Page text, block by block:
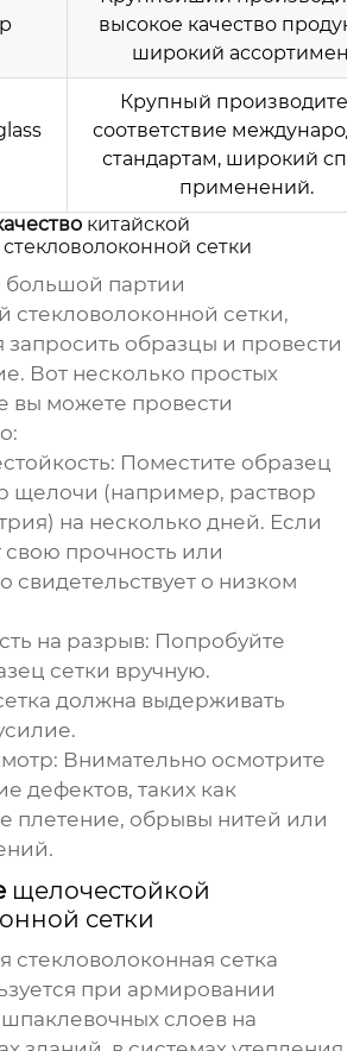
высокое качество
широкий
Крупный
соответствие
стандартам, широкий
применений.
китайской
сетки
большой партии
стекловолоконной сетки,
запросить образцы и провести
Вот несколько простых
вы можете провести
Поместите образец
щелочи (например, раствор
на несколько дней. Если
свою прочность или
свидетельствует о низком
на разрыв: Попробуйте
сетки вручную.
должна выдерживать
Внимательно осмотрите
дефектов, таких как
плетение, обрывы нитей или
щелочестойкой
сетки
стекловолоконная сетка
при армировании
слоев на